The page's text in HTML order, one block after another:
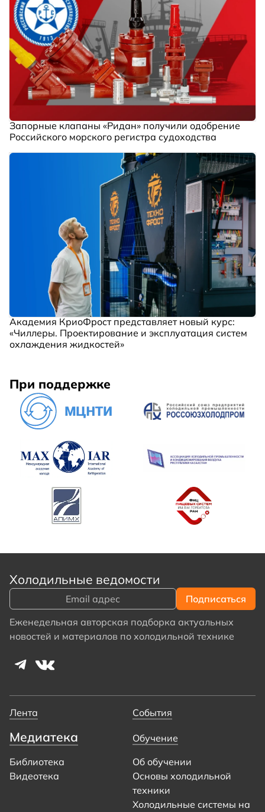
Запорные клапаны «Ридан» получили одобрение
Российского морского регистра судоходства
Академия КриоФрост представляет новый курс:
«Чиллеры. Проектирование и эксплуатация систем
охлаждения жидкостей»
При поддержке
Холодильные ведомости
Еженедельная авторская подборка актуальных
новостей и материалов по холодильной технике
Лента События
Медиатека
Библиотека
Видеотека
Обучение
Об обучении
Основы холодильной
техники
Холодильные системы на